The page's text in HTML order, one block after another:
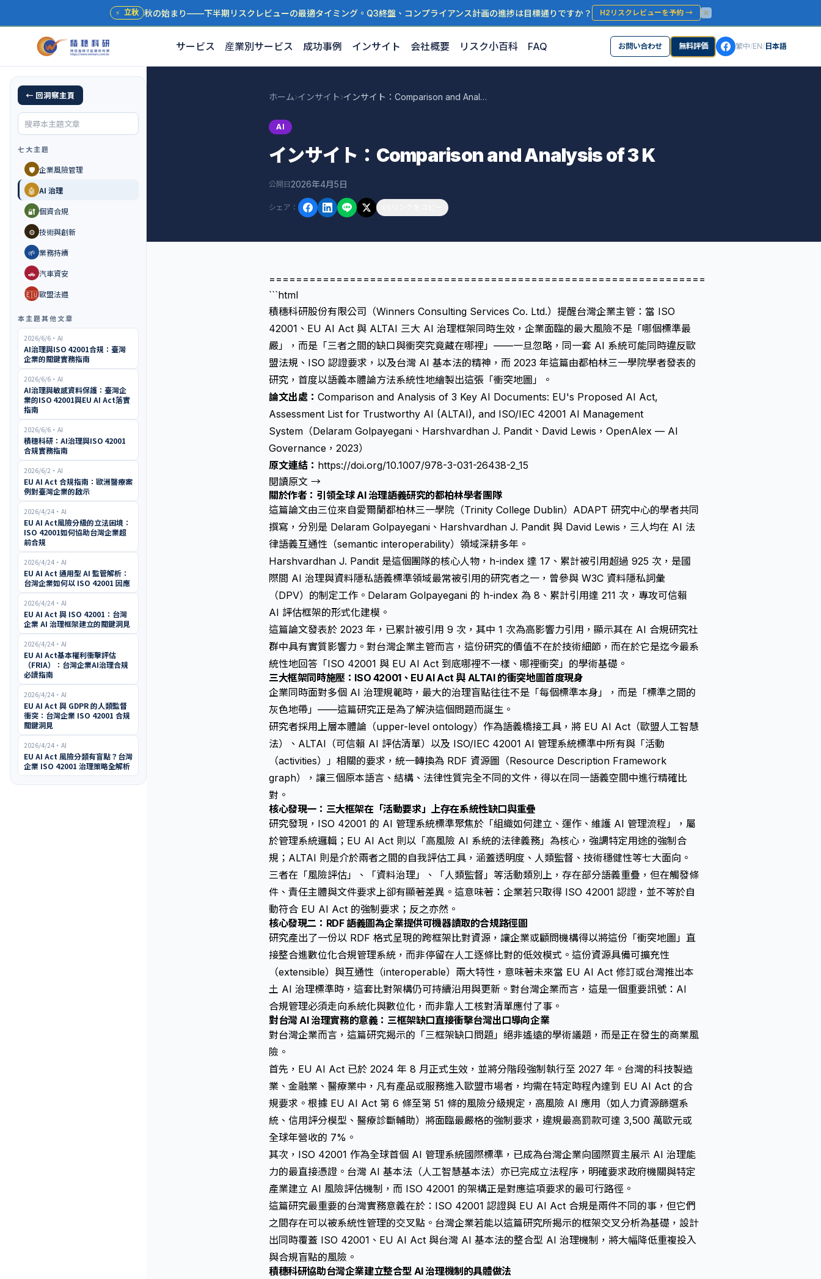
⚡ 立秋 秋の始まり——下半期リスクレビューの最適タイミング。Q3終盤、コンプライアンス計画の進捗は目標通りですか？ H2リスクレビューを予約→
サービス 産業別サービス 成功事例 インサイト 会社概要 リスク小百科 FAQ お問い合わせ 無料評価 繁中/EN/ 日本語
← 回洞察主頁
七大主題
🛡️ 企業風險管理
🤖 AI 治理
🔐 個資合規
⚙️ 技術與創新
🌱 業務持續
🚗 汽車資安
🇪🇺歐盟法遵
本主題其他文章
2026/6/6 ・ AI
AI治理與ISO 42001合規：臺灣
企業的關鍵實務指南
2026/6/6 ・ AI
AI治理與敏感資料保護：臺灣企
業的ISO 42001與EU AI Act落實
指南
2026/6/6 ・ AI
積穗科研：AI治理與ISO 42001
合規實務指南
2026/6/2 ・ AI
EU AI Act 合規指南：歐洲醫療案
例對臺灣企業的啟示
2026/4/24 ・ AI
EU AI Act風險分級的立法困境：
ISO 42001如何協助台灣企業超
前合規
2026/4/24 ・ AI
EU AI Act 通用型 AI 監管解析：
台灣企業如何以 ISO 42001 因應
2026/4/24 ・ AI
EU AI Act 與 ISO 42001：台灣
企業 AI 治理框架建立的關鍵洞見
2026/4/24 ・ AI
EU AI Act基本權利衝擊評估
（FRIA）：台灣企業AI治理合規
必讀指南
2026/4/24 ・ AI
EU AI Act 與 GDPR 的人類監督
衝突：台灣企業 ISO 42001 合規
關鍵洞見
2026/4/24 ・ AI
EU AI Act 風險分類有盲點？台灣
企業 ISO 42001 治理策略全解析
ホーム›インサイト› インサイト：Comparison and Analysis of 3 K
AI
インサイト：Comparison and Analysis of 3 K
公開日 2026年4月5日
シェア ：
=================================================================
```html
積穗科研股份有限公司（Winners Consulting Services Co. Ltd.）提醒台灣企業主管：當 ISO
42001、EU AI Act 與 ALTAI 三大 AI 治理框架同時生效，企業面臨的最大風險不是「哪個標準最
嚴」，而是「三者之間的缺口與衝突究竟藏在哪裡」——一旦忽略，同一套 AI 系統可能同時違反歐
盟法規、ISO 認證要求，以及台灣 AI 基本法的精神，而 2023 年這篇由都柏林三一學院學者發表的
研究，首度以語義本體論方法系統性地繪製出這張「衝突地圖」。
論文出處： Comparison and Analysis of 3 Key AI Documents: EU's Proposed AI Act,
Assessment List for Trustworthy AI (ALTAI), and ISO/IEC 42001 AI Management
System（Delaram Golpayegani、Harshvardhan J. Pandit、David Lewis，OpenAlex — AI
Governance，2023）
原文連結： https://doi.org/10.1007/978-3-031-26438-2_15
閱讀原文 →
關於作者：引領全球 AI 治理語義研究的都柏林學者團隊
這篇論文由三位來自愛爾蘭都柏林三一學院（Trinity College Dublin）ADAPT 研究中心的學者共同
撰寫，分別是 Delaram Golpayegani、Harshvardhan J. Pandit 與 David Lewis，三人均在 AI 法
律語義互通性（semantic interoperability）領域深耕多年。
Harshvardhan J. Pandit 是這個團隊的核心人物，h-index 達 17、累計被引用超過 925 次，是國
際間 AI 治理與資料隱私語義標準領域最常被引用的研究者之一，曾參與 W3C 資料隱私詞彙
（DPV）的制定工作。Delaram Golpayegani 的 h-index 為 8、累計引用達 211 次，專攻可信賴
AI 評估框架的形式化建模。
這篇論文發表於 2023 年，已累計被引用 9 次，其中 1 次為高影響力引用，顯示其在 AI 合規研究社
群中具有實質影響力。對台灣企業主管而言，這份研究的價值不在於技術細節，而在於它是迄今最系
統性地回答「ISO 42001 與 EU AI Act 到底哪裡不一樣、哪裡衝突」的學術基礎。
三大框架同時施壓：ISO 42001、EU AI Act 與 ALTAI 的衝突地圖首度現身
企業同時面對多個 AI 治理規範時，最大的治理盲點往往不是「每個標準本身」，而是「標準之間的
灰色地帶」——這篇研究正是為了解決這個問題而誕生。
研究者採用上層本體論（upper-level ontology）作為語義橋接工具，將 EU AI Act（歐盟人工智慧
法）、ALTAI（可信賴 AI 評估清單）以及 ISO/IEC 42001 AI 管理系統標準中所有與「活動
（activities）」相關的要求，統一轉換為 RDF 資源圖（Resource Description Framework
graph），讓三個原本語言、結構、法律性質完全不同的文件，得以在同一語義空間中進行精確比
對。
核心發現一：三大框架在「活動要求」上存在系統性缺口與重疊
研究發現，ISO 42001 的 AI 管理系統標準聚焦於「組織如何建立、運作、維護 AI 管理流程」，屬
於管理系統邏輯；EU AI Act 則以「高風險 AI 系統的法律義務」為核心，強調特定用途的強制合
規；ALTAI 則是介於兩者之間的自我評估工具，涵蓋透明度、人類監督、技術穩健性等七大面向。
三者在「風險評估」、「資料治理」、「人類監督」等活動類別上，存在部分語義重疊，但在觸發條
件、責任主體與文件要求上卻有顯著差異。這意味著：企業若只取得 ISO 42001 認證，並不等於自
動符合 EU AI Act 的強制要求；反之亦然。
核心發現二：RDF 語義圖為企業提供可機器讀取的合規路徑圖
研究產出了一份以 RDF 格式呈現的跨框架比對資源，讓企業或顧問機構得以將這份「衝突地圖」直
接整合進數位化合規管理系統，而非停留在人工逐條比對的低效模式。這份資源具備可擴充性
（extensible）與互通性（interoperable）兩大特性，意味著未來當 EU AI Act 修訂或台灣推出本
土 AI 治理標準時，這套比對架構仍可持續沿用與更新。對台灣企業而言，這是一個重要訊號：AI
合規管理必須走向系統化與數位化，而非靠人工核對清單應付了事。
對台灣 AI 治理實務的意義：三框架缺口直接衝擊台灣出口導向企業
對台灣企業而言，這篇研究揭示的「三框架缺口問題」絕非遙遠的學術議題，而是正在發生的商業風
險。
首先，EU AI Act 已於 2024 年 8 月正式生效，並將分階段強制執行至 2027 年。台灣的科技製造
業、金融業、醫療業中，凡有產品或服務進入歐盟市場者，均需在特定時程內達到 EU AI Act 的合
規要求。根據 EU AI Act 第 6 條至第 51 條的風險分級規定，高風險 AI 應用（如人力資源篩選系
統、信用評分模型、醫療診斷輔助）將面臨最嚴格的強制要求，違規最高罰款可達 3,500 萬歐元或
全球年營收的 7%。
其次，ISO 42001 作為全球首個 AI 管理系統國際標準，已成為台灣企業向國際買主展示 AI 治理能
力的最直接憑證。台灣 AI 基本法（人工智慧基本法）亦已完成立法程序，明確要求政府機關與特定
產業建立 AI 風險評估機制，而 ISO 42001 的架構正是對應這項要求的最可行路徑。
這篇研究最重要的台灣實務意義在於：ISO 42001 認證與 EU AI Act 合規是兩件不同的事，但它們
之間存在可以被系統性管理的交叉點。台灣企業若能以這篇研究所揭示的框架交叉分析為基礎，設計
出同時覆蓋 ISO 42001、EU AI Act 與台灣 AI 基本法的整合型 AI 治理機制，將大幅降低重複投入
與合規盲點的風險。
積穗科研協助台灣企業建立整合型 AI 治理機制的具體做法